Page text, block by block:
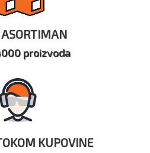
ASORTIMAN
proizvoda
KUPOVINE